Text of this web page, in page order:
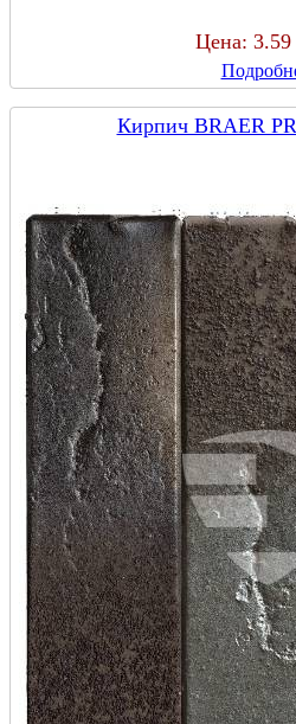
Цена: 3.59
Кирпич BRAER